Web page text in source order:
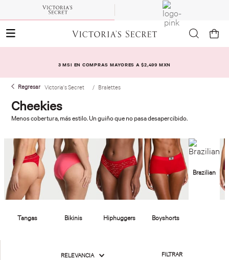
3 MSI EN COMPRAS MAYORES A $2,499 MXN
Victoria's Secret Bralettes
Cheekies
Menos cobertura, más estilo. Un guiño que no pasa desapercibido.
RELEVANCIA FILTRAR